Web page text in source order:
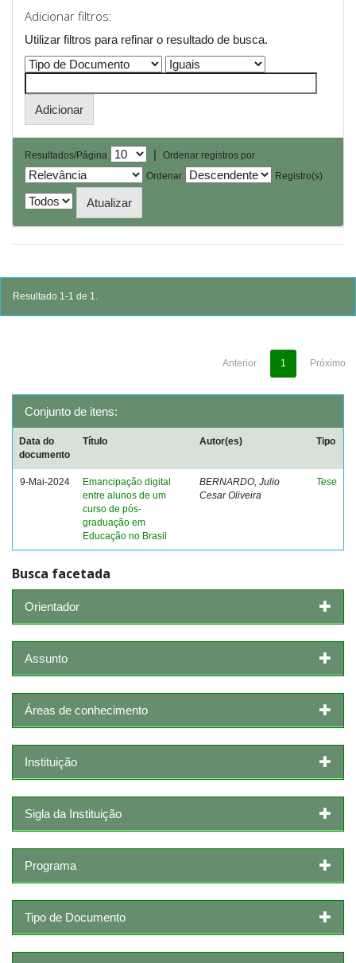
Adicionar filtros:
Utilizar filtros para refinar o resultado de busca.
Resultados/Página |
Ordenar registros por
Ordenar
Registro(s)
Resultado 1-1 de 1.
Anterior 1 Próximo
Conjunto de itens:
Data do
documento
Título Autor(es) Tipo
9-Mai-2024
Emancipação digital
entre alunos de um
curso de pós-
graduação em
Educação no Brasil
BERNARDO, Julio
Cesar Oliveira
Tese
Busca facetada
Orientador
Assunto
Áreas de conhecimento
Instituição
Sigla da Instituição
Programa
Tipo de Documento